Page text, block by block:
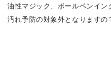
油性マジック、ボールペンイン
汚れ予防の対象外となりますの